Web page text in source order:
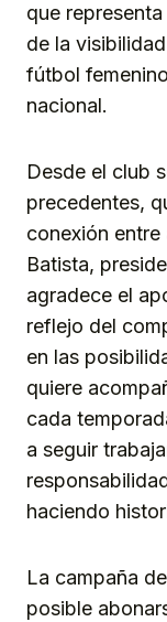
que
de la
fútbol
nacional.
Desde el club
precedentes,
conexión
Batista,
agradece el
reflejo del
en las
quiere
cada
a seguir
haciendo
La campaña
posible